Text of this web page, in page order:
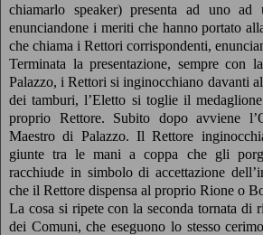
chiamarlo speaker) presenta ad uno
enunciandone i meriti che hanno portato
che chiama i Rettori corrispondenti,
Terminata la presentazione, sempre con
Palazzo, i Rettori si inginocchiano davanti
dei tamburi, l’Eletto si toglie il
proprio Rettore. Subito dopo avviene
Maestro di Palazzo. Il Rettore
giunte tra le mani a coppa che gli
racchiude in simbolo di accettazione
che il Rettore dispensa al proprio Rione o
La cosa si ripete con la seconda tornata di
dei Comuni, che eseguono lo stesso